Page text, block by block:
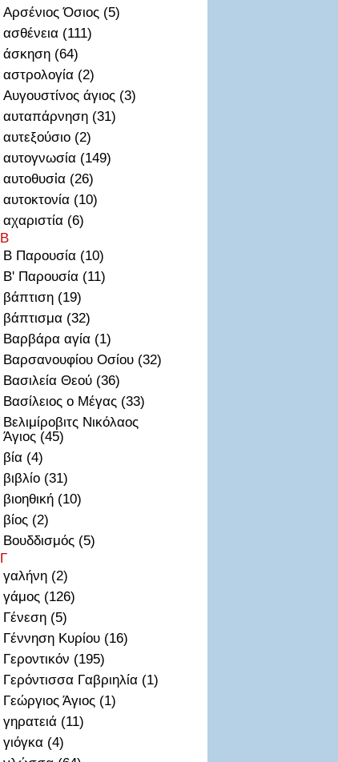
Αρσένιος Όσιος (5)
ασθένεια (111)
άσκηση (64)
αστρολογία (2)
Αυγουστίνος άγιος (3)
αυταπάρνηση (31)
αυτεξούσιο (2)
αυτογνωσία (149)
αυτοθυσἰα (26)
αυτοκτονία (10)
αχαριστία (6)
Β
Β Παρουσία (10)
Β' Παρουσία (11)
βάπτιση (19)
βάπτισμα (32)
Βαρβάρα αγία (1)
Βαρσανουφίου Οσίου (32)
Βασιλεία Θεού (36)
Βασίλειος ο Μέγας (33)
Βελιμίροβιτς Νικόλαος
Άγιος (45)
βία (4)
βιβλίο (31)
βιοηθική (10)
βίος (2)
Βουδδισμός (5)
Γ
γαλήνη (2)
γάμος (126)
Γένεση (5)
Γέννηση Κυρίου (16)
Γεροντικόν (195)
Γερόντισσα Γαβριηλία (1)
Γεώργιος Άγιος (1)
γηρατειά (11)
γιόγκα (4)